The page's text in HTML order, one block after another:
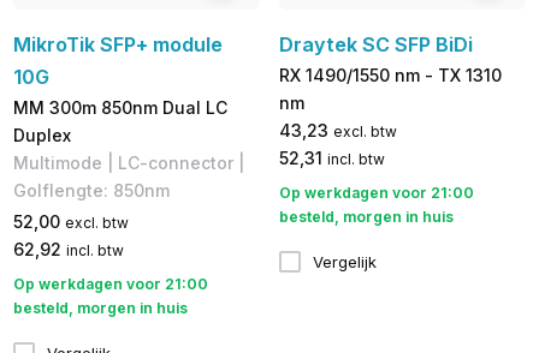
MikroTik SFP+ module
10G
MM 300m 850nm Dual LC
Duplex
Multimode | LC-connector | ​​
Golflengte: 850nm
52,00 excl. btw
62,92 incl. btw
Op werkdagen voor 21:00
besteld, morgen in huis
Draytek SC SFP BiDi
RX 1490/1550 nm - TX 1310
nm
43,23 excl. btw
52,31 incl. btw
Op werkdagen voor 21:00
besteld, morgen in huis
Vergelijk